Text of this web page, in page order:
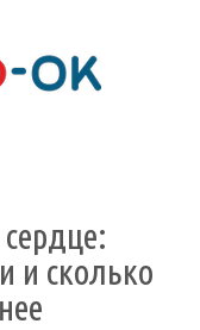
и сколько